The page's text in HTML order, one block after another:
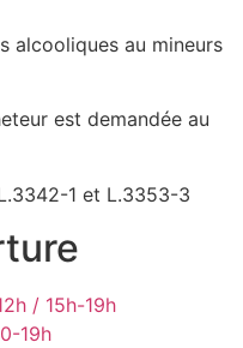
alcooliques au mineurs
est demandée au
1 et L.3353-3
/ 15h-19h
19h